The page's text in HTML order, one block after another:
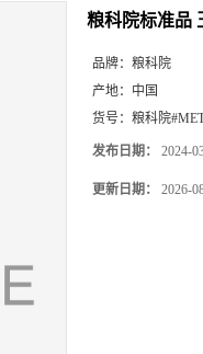
粮科院标准品
品牌： 粮科院
产地： 中国
货号： 粮科院
发布日期： 2024-
更新日期： 2026-